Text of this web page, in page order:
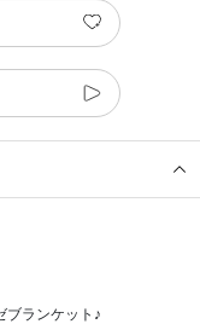
ブランケット♪